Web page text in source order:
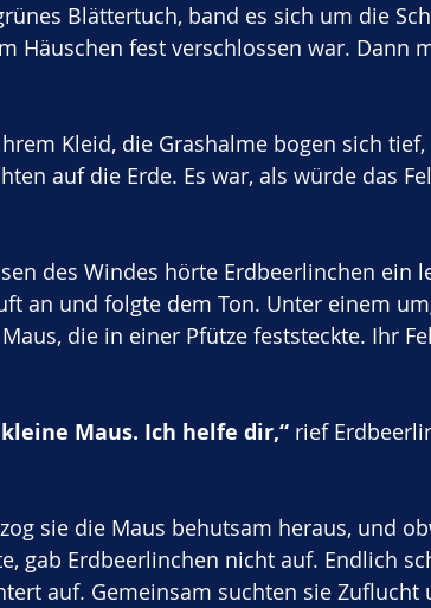
Blättertuch, band es sich um die
Häuschen fest verschlossen war. Dann
Kleid, die Grashalme bogen sich
auf die Erde. Es war, als würde das
des Windes hörte Erdbeerlinchen ein
an und folgte dem Ton. Unter einem
die in einer Pfütze feststeckte. Ihr
Maus. Ich helfe dir,“ rief
sie die Maus behutsam heraus, und
gab Erdbeerlinchen nicht auf. Endlich
auf. Gemeinsam suchten sie Zuflucht